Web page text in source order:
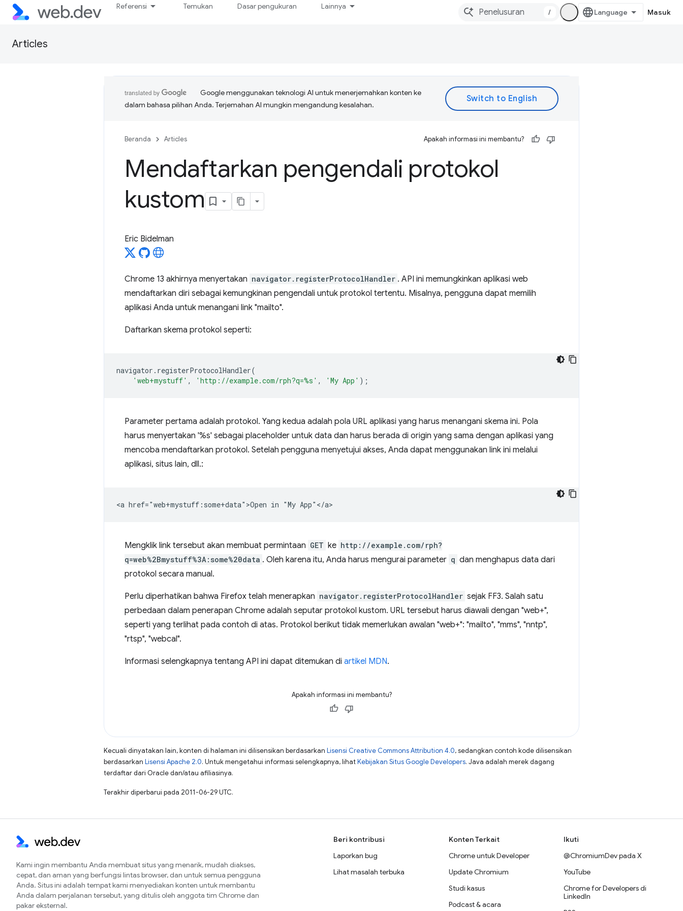
Referensi Temukan Dasar pengukuran Lainnya
/ Masuk
Articles
Google menggunakan teknologi AI untuk menerjemahkan konten ke
dalam bahasa pilihan Anda. Terjemahan AI mungkin mengandung kesalahan.
Beranda Articles Apakah informasi ini membantu?
Mendaftarkan pengendali protokol
kustom
Eric Bidelman
Chrome 13 akhirnya menyertakan navigator.registerProtocolHandler . API ini memungkinkan aplikasi web
mendaftarkan diri sebagai kemungkinan pengendali untuk protokol tertentu. Misalnya, pengguna dapat memilih
aplikasi Anda untuk menangani link "mailto".
Daftarkan skema protokol seperti:
navigator . registerProtocolHandler(
'web+mystuff' , 'http://example.com/rph?q=%s' , 'My App' );
Parameter pertama adalah protokol. Yang kedua adalah pola URL aplikasi yang harus menangani skema ini. Pola
harus menyertakan '%s' sebagai placeholder untuk data dan harus berada di origin yang sama dengan aplikasi yang
mencoba mendaftarkan protokol. Setelah pengguna menyetujui akses, Anda dapat menggunakan link ini melalui
aplikasi, situs lain, dll.:
Mengklik link tersebut akan membuat permintaan GET ke http://example.com/rph?
q=web%2Bmystuff%3A:some%20data . Oleh karena itu, Anda harus mengurai parameter q dan menghapus data dari
protokol secara manual.
Perlu diperhatikan bahwa Firefox telah menerapkan navigator.registerProtocolHandler sejak FF3. Salah satu
perbedaan dalam penerapan Chrome adalah seputar protokol kustom. URL tersebut harus diawali dengan "web+",
seperti yang terlihat pada contoh di atas. Protokol berikut tidak memerlukan awalan "web+": "mailto", "mms", "nntp",
"rtsp", "webcal".
Informasi selengkapnya tentang API ini dapat ditemukan di artikel MDN.
Apakah informasi ini membantu?
Kecuali dinyatakan lain, konten di halaman ini dilisensikan berdasarkan Lisensi Creative Commons Attribution 4.0, sedangkan contoh kode dilisensikan
berdasarkan Lisensi Apache 2.0. Untuk mengetahui informasi selengkapnya, lihatKebijakan Situs Google Developers. Java adalah merek dagang
terdaftar dari Oracle dan/atau afiliasinya.
Terakhir diperbarui pada 2011-06-29 UTC.
Kami ingin membantu Anda membuat situs yang menarik, mudah diakses,
cepat, dan aman yang berfungsi lintas browser, dan untuk semua pengguna
Anda. Situs ini adalah tempat kami menyediakan konten untuk membantu
Anda dalam perjalanan tersebut, yang ditulis oleh anggota tim Chrome dan
pakar eksternal.
Beri kontribusi
Laporkan bug
Lihat masalah terbuka
Konten Terkait
Chrome untuk Developer
Update Chromium
Studi kasus
Podcast & acara
Ikuti
@ChromiumDev pada X
YouTube
Chrome for Developers di
LinkedIn